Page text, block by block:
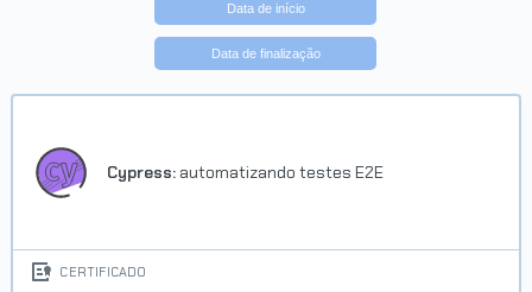
Data de início
Data de finalização
Cypress: automatizando testes E2E
CERTIFICADO